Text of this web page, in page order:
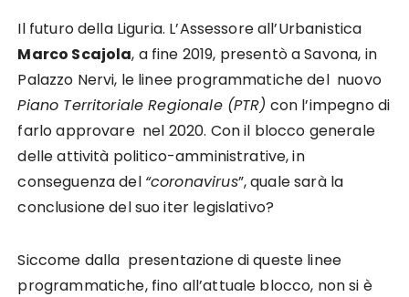
Il futuro della Liguria. L’Assessore all’Urbanistica
Marco Scajola, a fine 2019, presentò a Savona, in
Palazzo Nervi, le linee programmatiche del nuovo
Piano Territoriale Regionale (PTR) con l’impegno di
farlo approvare nel 2020. Con il blocco generale
delle attività politico-amministrative, in
conseguenza del “coronavirus”, quale sarà la
conclusione del suo iter legislativo?
Siccome dalla presentazione di queste linee
programmatiche, fino all’attuale blocco, non si è